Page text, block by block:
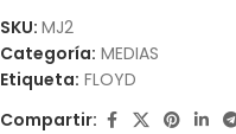
SKU: MJ2
Categoría: MEDIAS
Etiqueta: FLOYD
Compartir: